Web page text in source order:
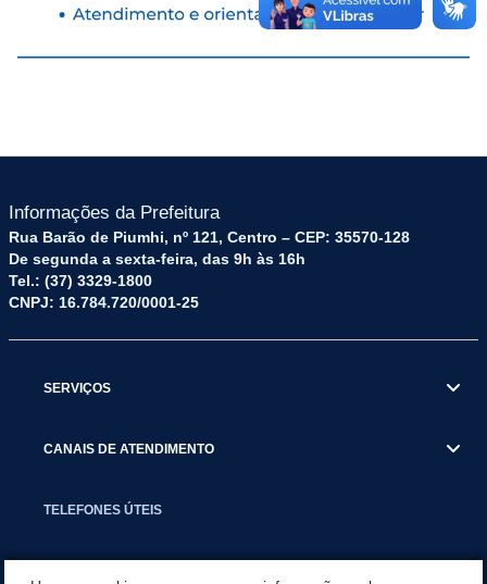
Informações da Prefeitura
Rua Barão de Piumhi, nº 121, Centro – CEP: 35570-128
De segunda a sexta-feira, das 9h às 16h
Tel.: (37) 3329-1800
CNPJ: 16.784.720/0001-25
SERVIÇOS
CANAIS DE ATENDIMENTO
TELEFONES ÚTEIS